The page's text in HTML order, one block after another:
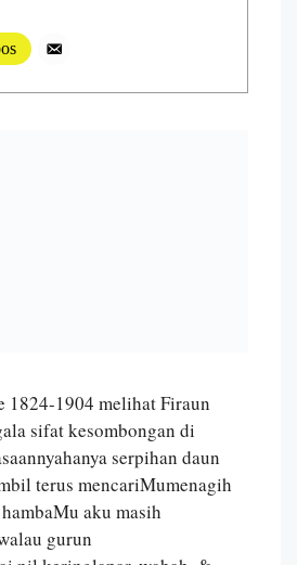
1824-1904 melihat Firaun
sifat kesombongan di
serpihan daun
terus mencariMumenagih
aku masih
gurun